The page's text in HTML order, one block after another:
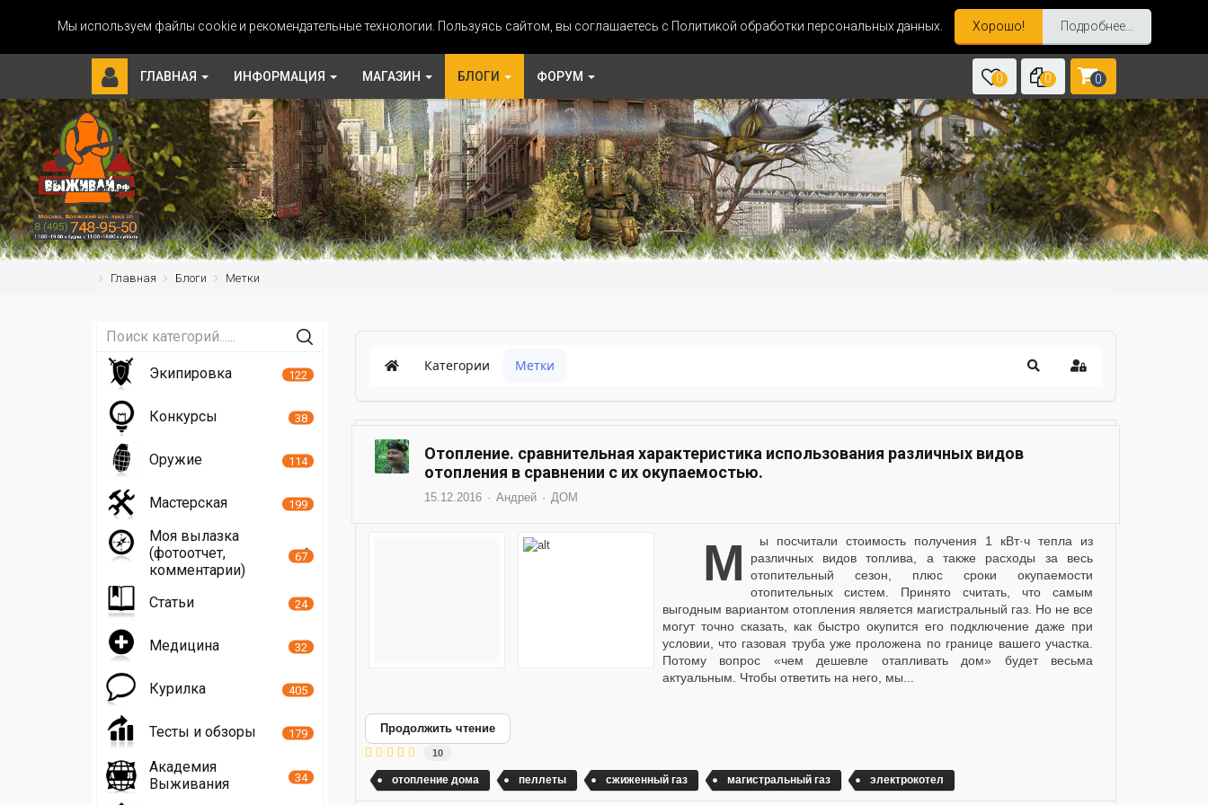
Мы используем файлы cookie и рекомендательные технологии. Пользуясь сайтом, вы соглашаетесь с Политикой обработки персональных данных. Хорошо! Подробнее...
ГЛАВНАЯ ИНФОРМАЦИЯ МАГАЗИН БЛОГИ ФОРУМ 0 0 0
Главная Блоги Метки
Категории Метки
Отопление. сравнительная характеристика использования различных видов
отопления в сравнении с их окупаемостью.
15.12.2016 Андрей ДОМ
Мы посчитали стоимость получения 1 кВт·ч тепла из
различных видов топлива, а также расходы за весь
отопительный сезон, плюс сроки окупаемости
отопительных систем. Принято считать, что самым
выгодным вариантом отопления является магистральный газ. Но не все
могут точно сказать, как быстро окупится его подключение даже при
условии, что газовая труба уже проложена по границе вашего участка.
Потому вопрос «чем дешевле отапливать дом» будет весьма
актуальным. Чтобы ответить на него, мы...
Продолжить чтение
10
отопление дома пеллеты сжиженный газ магистральный газ электрокотел
Экипировка 122
Конкурсы 38
Оружие 114
Мастерская 199
Моя вылазка
(фотоотчет,
комментарии)
67
Статьи 24
Медицина 32
Курилка 405
Тесты и обзоры 179
Академия
Выживания
34